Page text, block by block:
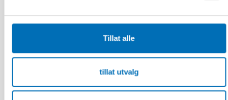
Tillat alle
tillat utvalg